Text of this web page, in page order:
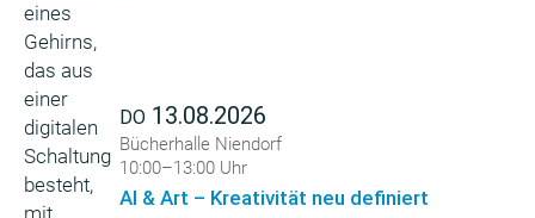
DO 13.08.2026
Bücherhalle Niendorf
10:00–13:00 Uhr
AI & Art – Kreativität neu definiert